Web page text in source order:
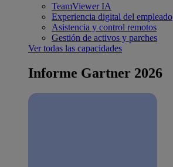
TeamViewer IA
Experiencia digital del empleado
Asistencia y control remotos
Gestión de activos y parches
Ver todas las capacidades
Informe Gartner 2026